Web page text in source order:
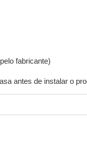
fabricante)
antes de instalar o